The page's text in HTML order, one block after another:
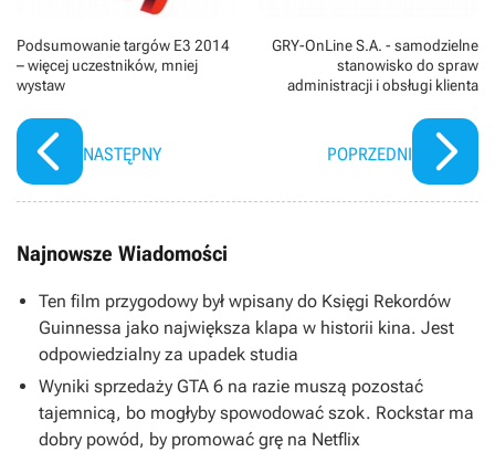
Podsumowanie targów E3 2014
– więcej uczestników, mniej
wystaw
NASTĘPNY
GRY-OnLine S.A. - samodzielne
stanowisko do spraw
administracji i obsługi klienta
POPRZEDNI
Najnowsze Wiadomości
Ten film przygodowy był wpisany do Księgi Rekordów
Guinnessa jako największa klapa w historii kina. Jest
odpowiedzialny za upadek studia
Wyniki sprzedaży GTA 6 na razie muszą pozostać
tajemnicą, bo mogłyby spowodować szok. Rockstar ma
dobry powód, by promować grę na Netflix